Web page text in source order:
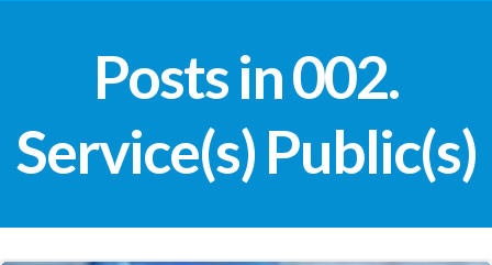
Posts in 002.
Service(s) Public(s)